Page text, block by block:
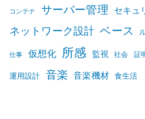
コンテナ サーバー管理 セキュ
ネットワーク設計 ベース
仕事 仮想化 所感 監視 社会 証
運用設計 音楽 音楽機材 食生活